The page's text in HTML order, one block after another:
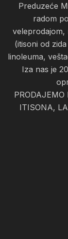
Preduzeće
radom
veleprodajom,
(itisoni od
linoleuma,
Iza nas je
ITISONA,